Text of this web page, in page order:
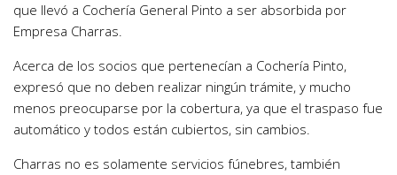
que llevó a Cochería General Pinto a ser absorbida por
Empresa Charras.
Acerca de los socios que pertenecían a Cochería Pinto,
expresó que no deben realizar ningún trámite, y mucho
menos preocuparse por la cobertura, ya que el traspaso fue
automático y todos están cubiertos, sin cambios.
Charras no es solamente servicios fúnebres, también